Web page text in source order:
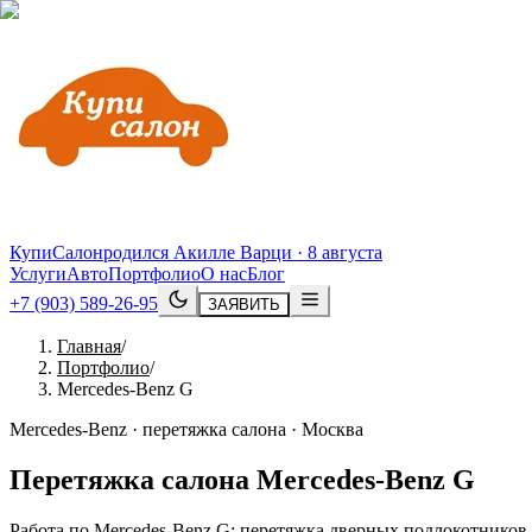
КупиСалонродился Акилле Варци · 8 августа
УслугиАвтоПортфолиоО насБлог
+7 (903) 589-26-95
ЗАЯВИТЬ
Главная/
Портфолио/
Mercedes-Benz G
Mercedes-Benz · перетяжка салона · Москва
Перетяжка салона Mercedes-Benz G